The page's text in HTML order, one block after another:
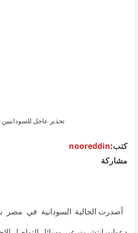
تحذير عاجل
كتب:nooreddin
مشاركة
أصدرت الجالية السودانية في مصر